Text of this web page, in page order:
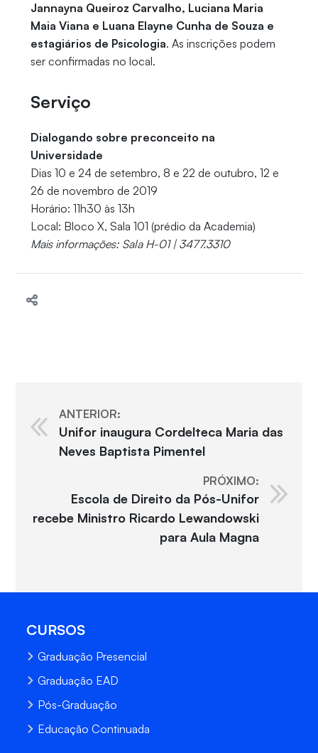
Jannayna Queiroz Carvalho, Luciana Maria
Maia Viana e Luana Elayne Cunha de Souza e
estagiários de Psicologia. As inscrições podem
ser confirmadas no local.
Serviço
Dialogando sobre preconceito na
Universidade
Dias 10 e 24 de setembro, 8 e 22 de outubro, 12 e
26 de novembro de 2019
Horário: 11h30 às 13h
Local: Bloco X, Sala 101 (prédio da Academia)
Mais informações: Sala H-01 | 3477.3310
ANTERIOR:
Unifor inaugura Cordelteca Maria das
Neves Baptista Pimentel
PRÓXIMO:
Escola de Direito da Pós-Unifor
recebe Ministro Ricardo Lewandowski
para Aula Magna
CURSOS
Graduação Presencial
Graduação EAD
Pós-Graduação
Educação Continuada